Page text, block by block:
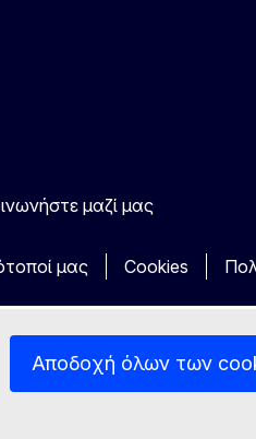
Αποδοχή όλων των
μαζί μας
μας
Cookies